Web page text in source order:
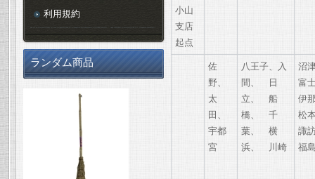
小山
支店
起点
佐
野、
太
田、
宇都
宮
八王子、入
間、 日
立、 船
橋、 千
葉、 横
浜、 川崎
沼
富
伊
松
諏
福
利用規約
ランダム商品